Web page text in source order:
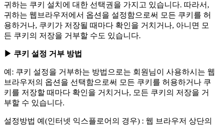
귀하는 쿠키 설치에 대한 선택권을 가지고 있습니다. 따라서,
귀하는 웹브라우저에서 옵션을 설정함으로써 모든 쿠키를 허
용하거나, 쿠키가 저장될 때마다 확인을 거치거나, 아니면 모
든 쿠키의 저장을 거부할 수도 있습니다.
▶ 쿠키 설정 거부 방법
예: 쿠키 설정을 거부하는 방법으로는 회원님이 사용하시는 웹
브라우저의 옵션을 선택함으로써 모든 쿠키를 허용하거나 쿠
키를 저장할 때마다 확인을 거치거나, 모든 쿠키의 저장을 거
부할 수 있습니다.
설정방법 예(인터넷 익스플로어의 경우) : 웹 브라우저 상단의